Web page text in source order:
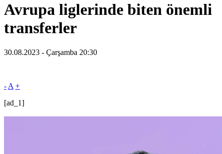
Avrupa liglerinde biten önemli
transferler
30.08.2023 - Çarşamba 20:30
- A +
[ad_1]